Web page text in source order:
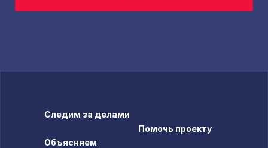
Следим за делами
Объясняем
Помочь проекту